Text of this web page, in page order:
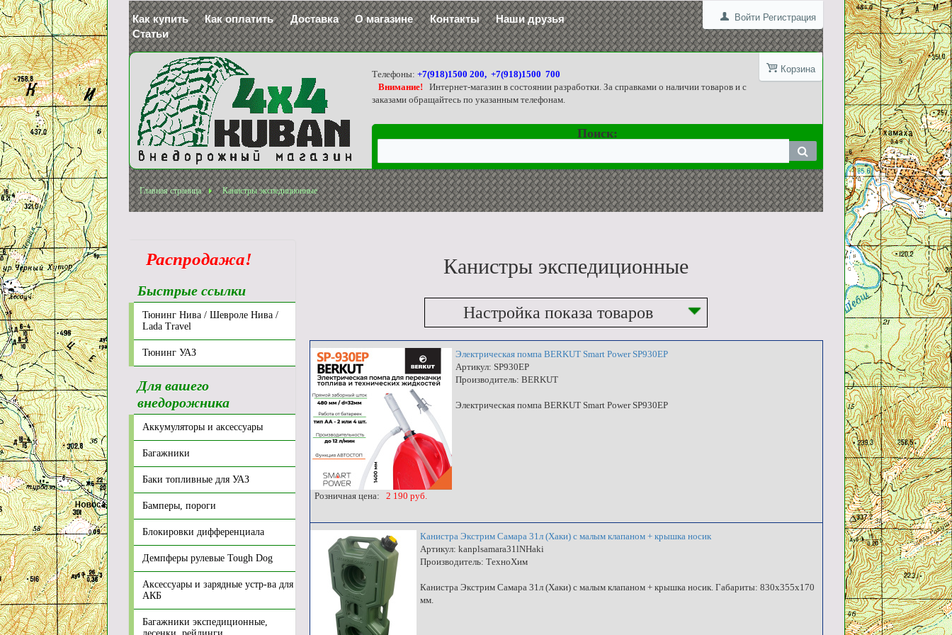
Войти Регистрация
Как купить Как оплатить Доставка О магазине Контакты
Наши друзья
Статьи
Корзина
Телефоны:+7(918)1500 200, +7(918)1500 700
Внимание!
Интернет-магазин в состоянии разработки. За справками о наличии товаров и с
заказами обращайтесь по указанным телефонам.
Поиск:
Главная страница Канистры экспедиционные
Канистры экспедиционные
Настройка показа товаров
Электрическая помпа BERKUT Smart Power SP930EP
Артикул: SP930EP
Производитель: BERKUT
Электрическая помпа BERKUT Smart Power SP930EP
Розничная цена: 2 190 руб.
Канистра Экстрим Самара 31л (Хаки) с малым клапаном + крышка носик
Артикул: kanplsamara31lNHaki
Производитель: ТехноХим
Канистра Экстрим Самара 31л (Хаки) с малым клапаном + крышка носик. Габариты: 830x355x170
мм.
Распродажа!
Быстрые ссылки
Тюнинг Нива / Шевроле Нива /
Lada Travel
Тюнинг УАЗ
Для вашего
внедорожника
Аккумуляторы и аксессуары
Багажники
Баки топливные для УАЗ
Бамперы, пороги
Блокировки дифференциала
Демпферы рулевые Tough Dog
Аксессуары и зарядные устр-ва для
АКБ
Багажники экспедиционные,